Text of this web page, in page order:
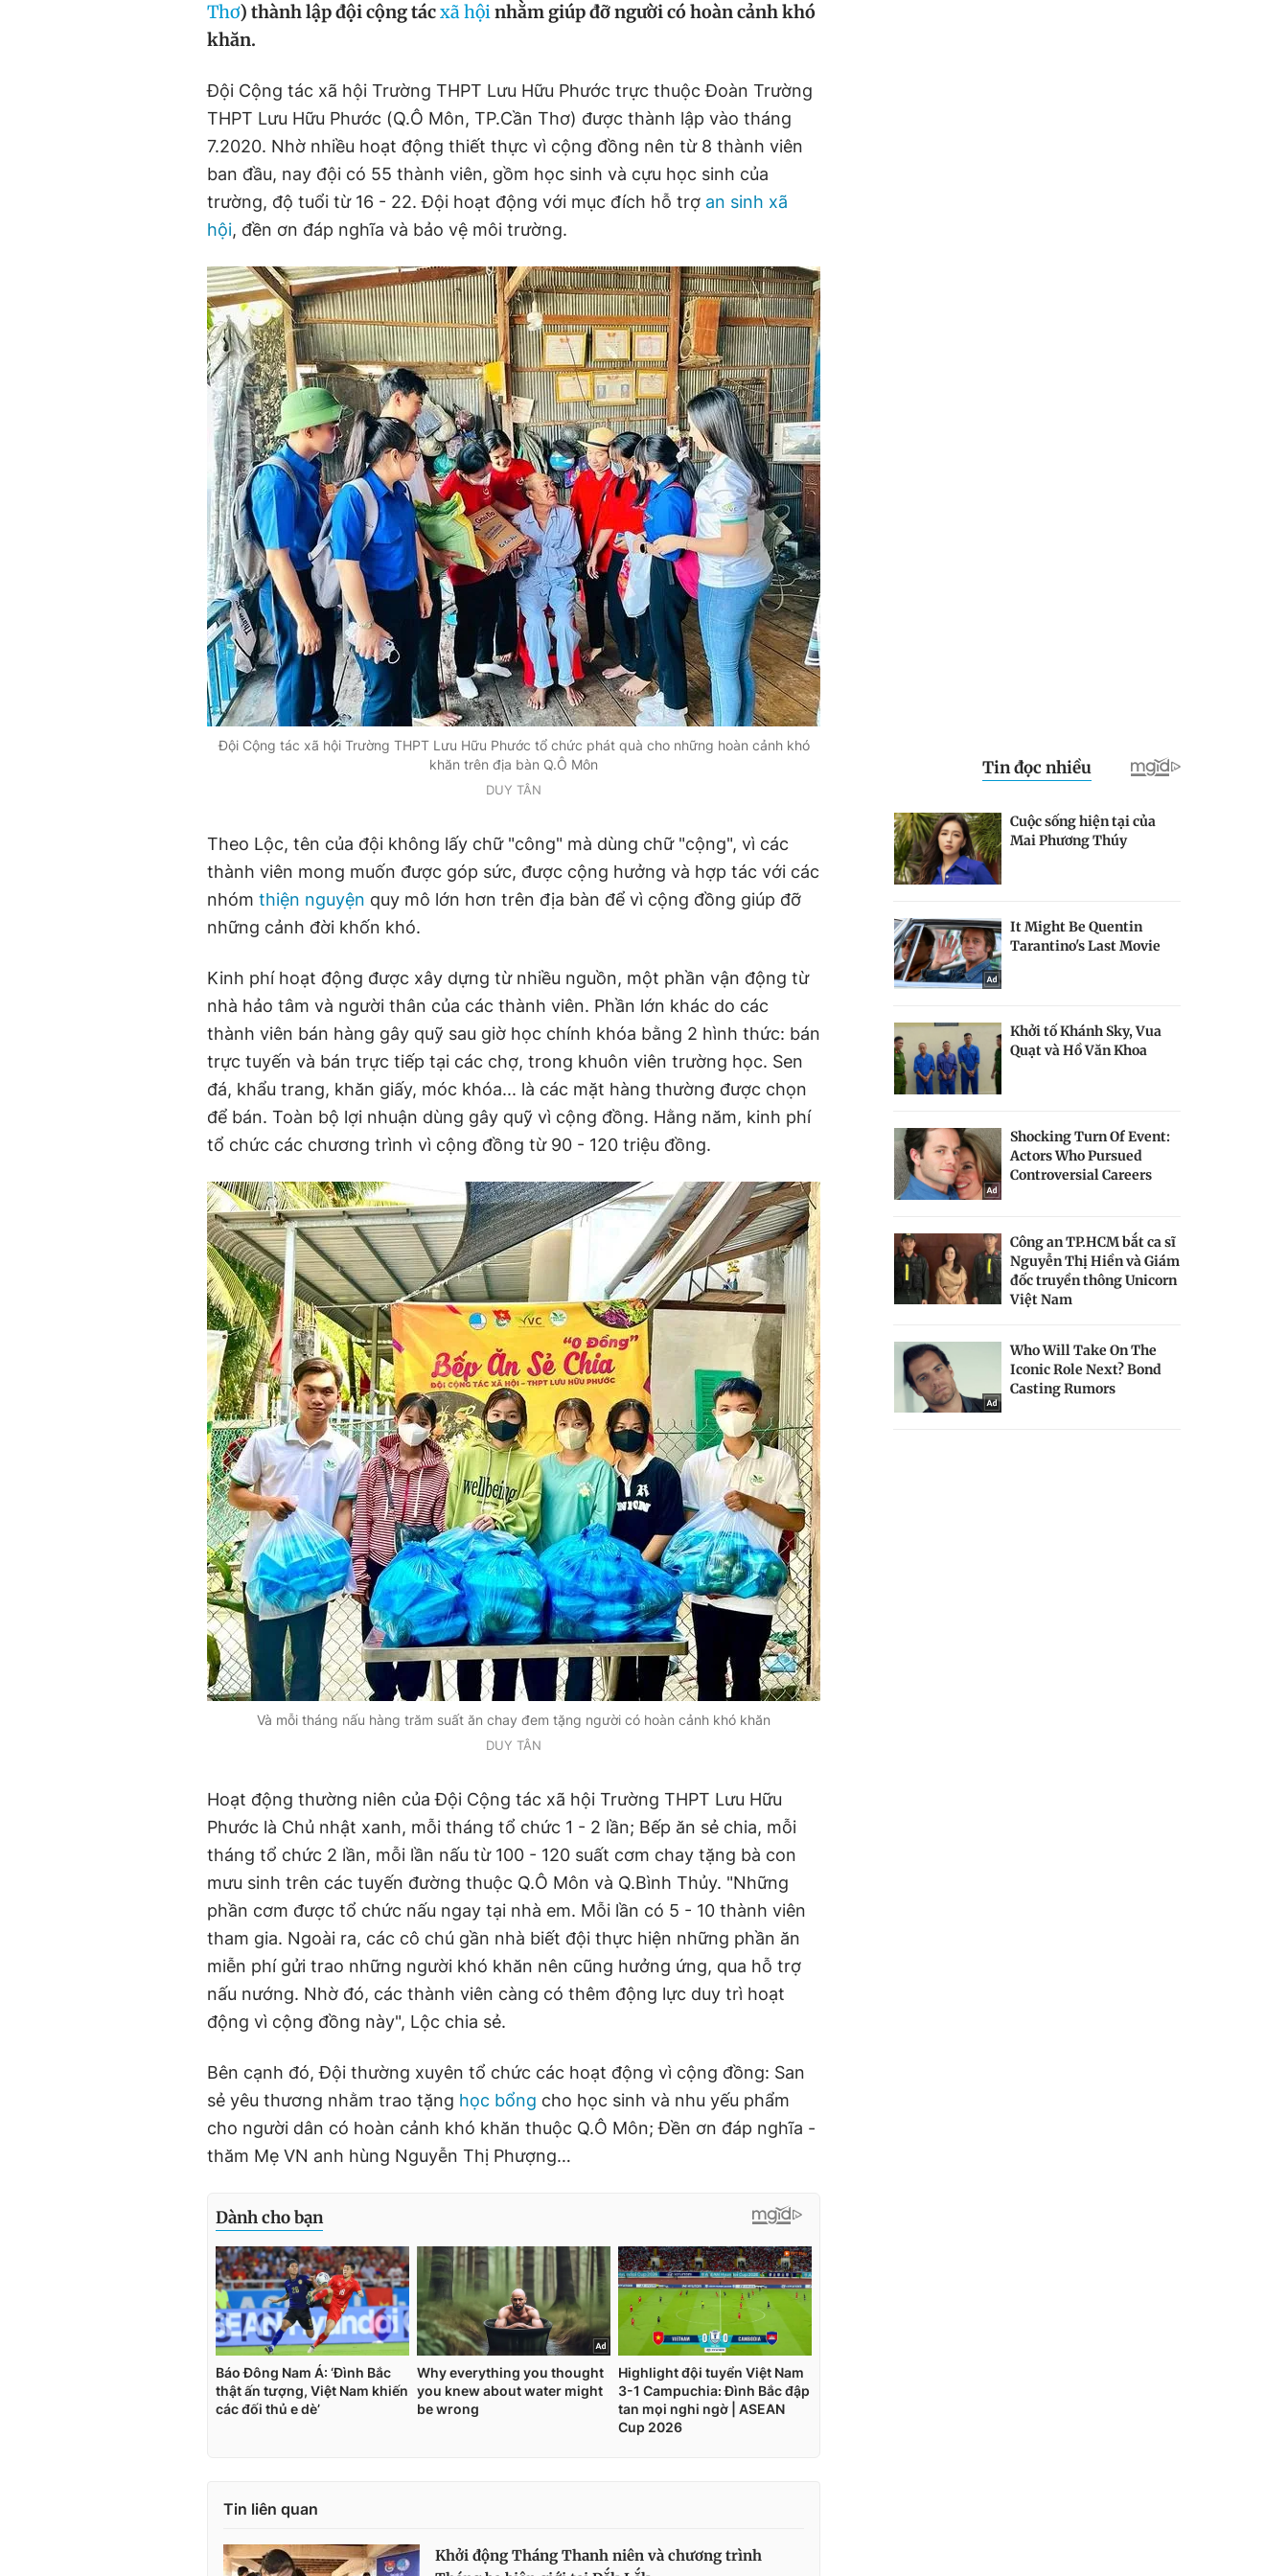
Thơ) thành lập đội cộng tácxã hộinhằm giúp đỡ người có hoàn cảnh khó
khăn.
Đội Cộng tác xã hội Trường THPT Lưu Hữu Phước trực thuộc Đoàn Trường
THPT Lưu Hữu Phước (Q.Ô Môn, TP.Cần Thơ) được thành lập vào tháng
7.2020. Nhờ nhiều hoạt động thiết thực vì cộng đồng nên từ 8 thành viên
ban đầu, nay đội có 55 thành viên, gồm học sinh và cựu học sinh của
trường, độ tuổi từ 16 - 22. Đội hoạt động với mục đích hỗ trợ an sinh xã
hội, đền ơn đáp nghĩa và bảo vệ môi trường.
Đội Cộng tác xã hội Trường THPT Lưu Hữu Phước tổ chức phát quà cho những hoàn cảnh khó
khăn trên địa bàn Q.Ô Môn
DUY TÂN
Theo Lộc, tên của đội không lấy chữ "công" mà dùng chữ "cộng", vì các
thành viên mong muốn được góp sức, được cộng hưởng và hợp tác với các
nhóm thiện nguyện quy mô lớn hơn trên địa bàn để vì cộng đồng giúp đỡ
những cảnh đời khốn khó.
Kinh phí hoạt động được xây dựng từ nhiều nguồn, một phần vận động từ
nhà hảo tâm và người thân của các thành viên. Phần lớn khác do các
thành viên bán hàng gây quỹ sau giờ học chính khóa bằng 2 hình thức: bán
trực tuyến và bán trực tiếp tại các chợ, trong khuôn viên trường học. Sen
đá, khẩu trang, khăn giấy, móc khóa... là các mặt hàng thường được chọn
để bán. Toàn bộ lợi nhuận dùng gây quỹ vì cộng đồng. Hằng năm, kinh phí
tổ chức các chương trình vì cộng đồng từ 90 - 120 triệu đồng.
Và mỗi tháng nấu hàng trăm suất ăn chay đem tặng người có hoàn cảnh khó khăn
DUY TÂN
Hoạt động thường niên của Đội Cộng tác xã hội Trường THPT Lưu Hữu
Phước là Chủ nhật xanh, mỗi tháng tổ chức 1 - 2 lần; Bếp ăn sẻ chia, mỗi
tháng tổ chức 2 lần, mỗi lần nấu từ 100 - 120 suất cơm chay tặng bà con
mưu sinh trên các tuyến đường thuộc Q.Ô Môn và Q.Bình Thủy. "Những
phần cơm được tổ chức nấu ngay tại nhà em. Mỗi lần có 5 - 10 thành viên
tham gia. Ngoài ra, các cô chú gần nhà biết đội thực hiện những phần ăn
miễn phí gửi trao những người khó khăn nên cũng hưởng ứng, qua hỗ trợ
nấu nướng. Nhờ đó, các thành viên càng có thêm động lực duy trì hoạt
động vì cộng đồng này", Lộc chia sẻ.
Bên cạnh đó, Đội thường xuyên tổ chức các hoạt động vì cộng đồng: San
sẻ yêu thương nhằm trao tặng học bổng cho học sinh và nhu yếu phẩm
cho người dân có hoàn cảnh khó khăn thuộc Q.Ô Môn; Đền ơn đáp nghĩa -
thăm Mẹ VN anh hùng Nguyễn Thị Phượng…
Tin liên quan
Khởi động Tháng Thanh niên và chương trình